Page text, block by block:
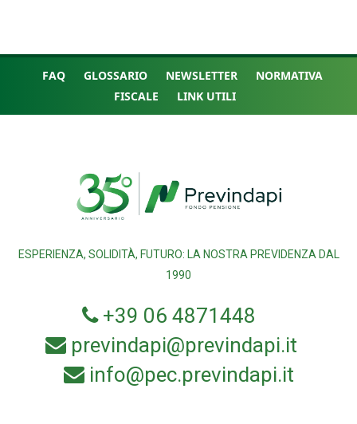
FAQ GLOSSARIO NEWSLETTER
NORMATIVA
FISCALE
LINK UTILI
ESPERIENZA, SOLIDITÀ, FUTURO: LA NOSTRA PREVIDENZA DAL
1990
+39 06 4871448
previndapi@previndapi.it
info@pec.previndapi.it